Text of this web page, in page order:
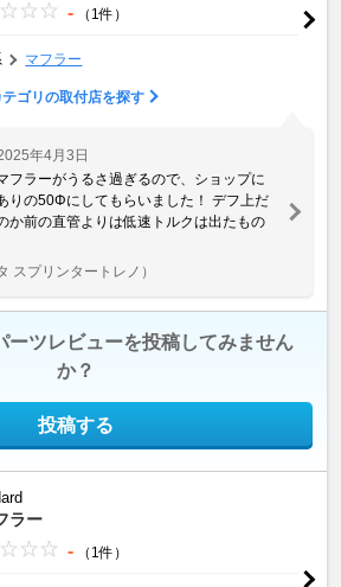
- （1件）
マフラー
テゴリの取付店を探す
年4月3日
フラーがうるさ過ぎるので、ショップに
りの50Φにしてもらいました！ デフ上だ
か前の直管よりは低速トルクは出たもの
スプリンタートレノ）
ーツレビューを投稿してみません
か？
投稿する
ラー
- （1件）